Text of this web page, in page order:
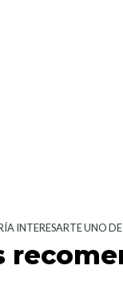
INTERESARTE UNO DE